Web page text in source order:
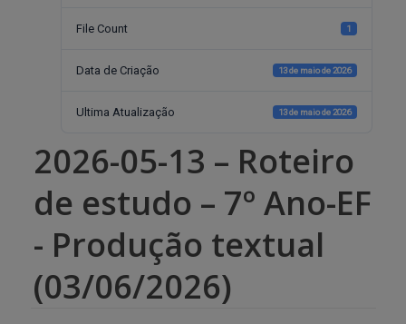
File Count 1
Data de Criação 13 de maio de 2026
Ultima Atualização 13 de maio de 2026
2026-05-13 – Roteiro
de estudo – 7º Ano-EF
- Produção textual
(03/06/2026)